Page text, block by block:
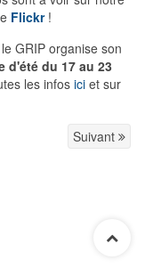
Flickr!
GRIP organise son
d'étédu 17 au 23
les infosici et sur
Suivant